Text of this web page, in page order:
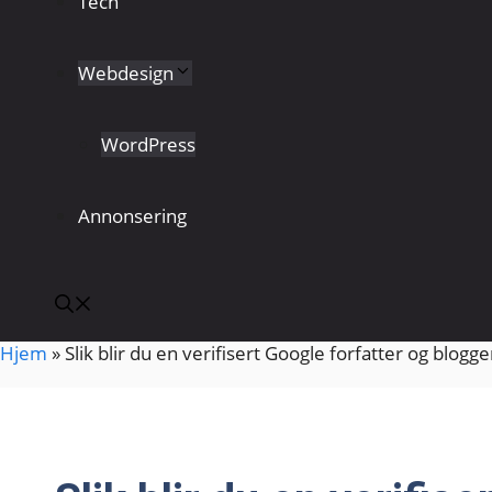
Webdesign
WordPress
Annonsering
Hjem »Slik blir du en verifisert Google forfatter og